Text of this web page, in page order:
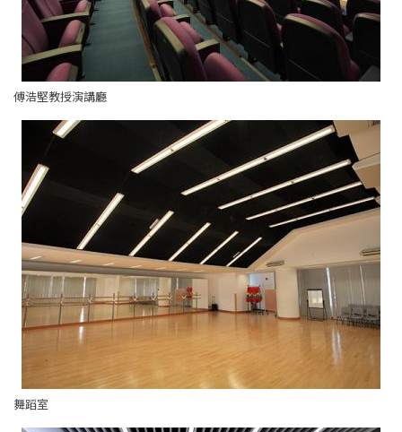
傅浩堅教授演講廳
舞蹈室